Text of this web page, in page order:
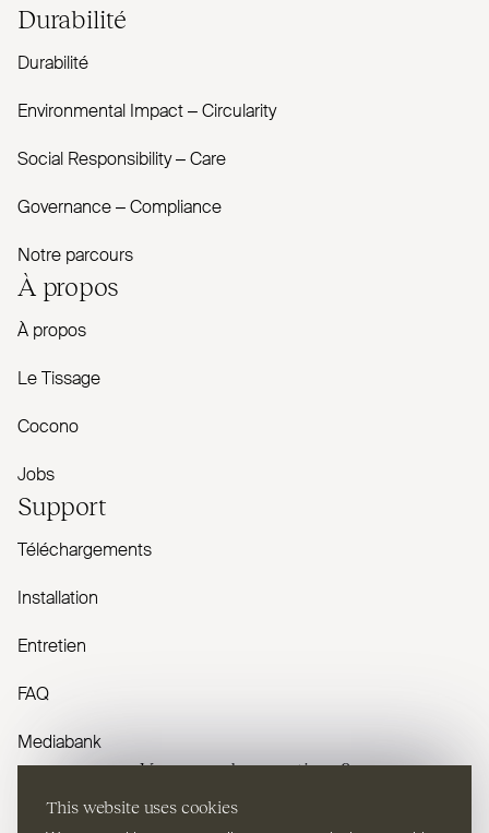
This website uses cookies
Durabilité
Durabilité
Envi­ronmental Impact – Cir­cularity
Social Responsibility – Care
Governance – Com­pliance
Notre parcours
À propos
À propos
Le Tissage
Cocono
Jobs
Support
Téléchargements
Installation
Entretien
FAQ
Mediabank
Vous avez des questions ?